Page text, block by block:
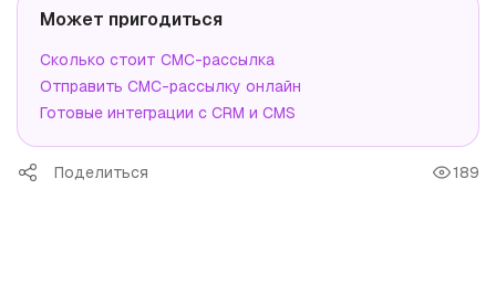
Может пригодиться
Сколько стоит СМС-рассылка
Отправить СМС-рассылку онлайн
Готовые интеграции с CRM и CMS
Поделиться 189